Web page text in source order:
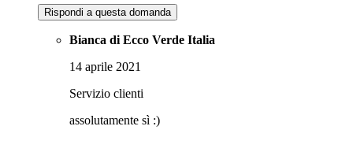
Rispondi a questa domanda
Bianca di Ecco Verde Italia
14 aprile 2021
Servizio clienti
assolutamente sì :)